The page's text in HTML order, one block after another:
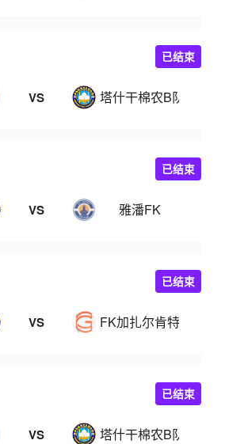
VS 塔什干棉农B队
已结束
VS 雅潘FK
已结束
VS FK加扎尔肯特
已结束
VS 塔什干棉农B队
已结束